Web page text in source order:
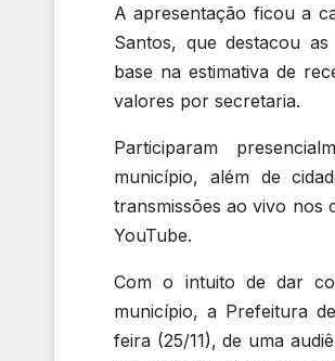
A apresentação ficou a
Santos, que destacou
base na estimativa de
valores por secretaria.
Participaram
município, além de
transmissões ao vivo nos
YouTube.
Com o intuito de dar
município, a Prefeitura
feira (25/11), de uma